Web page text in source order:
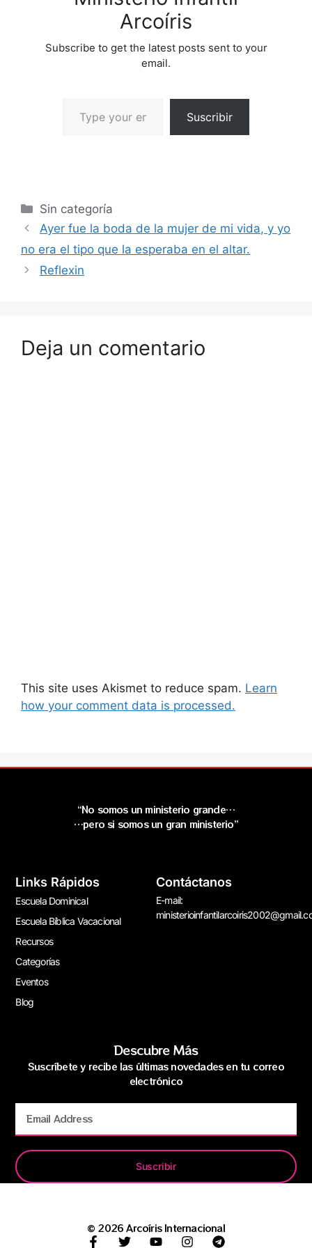
Arcoíris
Subscribe to get the latest posts sent to your
email.
Suscribir
Sin categoría
Ayer fue la boda de la mujer de mi vida, y yo
no era el tipo que la esperaba en el altar.
Reflexin
Deja un comentario
This site uses Akismet to reduce spam. Learn
how your comment data is processed.
“No somos un ministerio grande…
…pero si somos un gran ministerio”
Links Rápidos
Escuela Dominical
Escuela Bíblica Vacacional
Recursos
Categorías
Eventos
Blog
Contáctanos
E-mail:
Descubre Más
Suscríbete y recibe las últimas novedades en tu correo
electrónico
Suscribir
© 2026 Arcoíris Internacional